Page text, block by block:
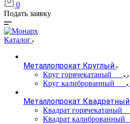
0
Подать заявку
Каталог
Металлопрокат Круглый
Круг горячекатаный
Круг калиброванный
Металлопрокат Квадратный
Квадрат горячекатаный
Квадрат калиброванный